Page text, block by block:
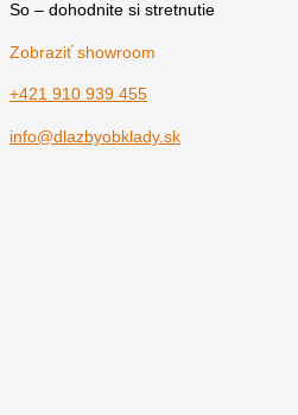
So – dohodnite si stretnutie
Zobraziť showroom
+421 910 939 455
info@dlazbyobklady.sk